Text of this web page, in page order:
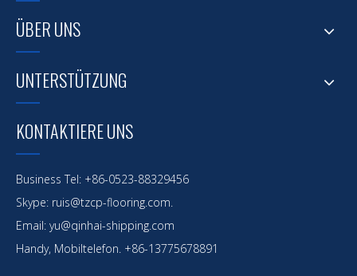
ÜBER UNS
UNTERSTÜTZUNG
KONTAKTIERE UNS
Business Tel: +86-0523-88329456
Skype: ruis@tzcp-flooring.com.
Email: yu@qinhai-shipping.com
Handy, Mobiltelefon. +86-13775678891